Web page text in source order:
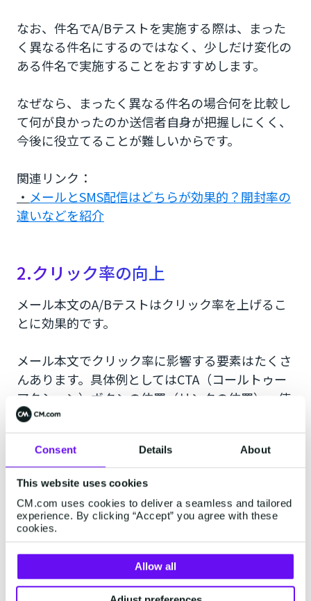
Consent Details About
This website uses cookies
CM.com uses cookies to deliver a seamless and tailored
experience. By clicking “Accept” you agree with these
cookies.
Allow all
なお、件名でA/Bテストを実施する際は、まった
く異なる件名にするのではなく、少しだけ変化の
ある件名で実施することをおすすめします。
なぜなら、まったく異なる件名の場合何を比較し
て何が良かったのか送信者自身が把握しにくく、
今後に役立てることが難しいからです。
関連リンク：
・ メールとSMS配信はどちらが効果的？開封率の
違いなどを紹介
2.クリック率の向上
メール本文のA/Bテストはクリック率を上げるこ
とに効果的です。
メール本文でクリック率に影響する要素はたくさ
んあります。具体例としてはCTA（コールトゥー
アクション）ボタンの位置（リンクの位置）、使
っている画像、メッセージの口調（言葉遣い）、
メッセージの構成、商品やサービスの訴求順序、
文字の大きさ、文字の色、メール自体の長さなど
があります。
A/BテストではよくCTAボタンの位置の検証がお
こなわれます。冒頭、文中、文末、どこに設置す
るのが一番いいのか、2ヶ所設置する場合はどの
組み合わせがいいのかなどをA/Bテストで確認で
きます。